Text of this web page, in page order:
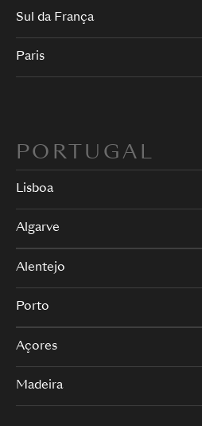
Sul da França
Paris
PORTUGAL
Lisboa
Algarve
Alentejo
Porto
Açores
Madeira